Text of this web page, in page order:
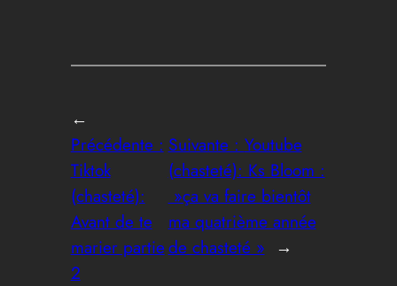
←
Précédente :
Tiktok
(chasteté):
Avant de te
marier partie
2
Suivante : Youtube
(chasteté): Ks Bloom :
»ça va faire bientôt
ma quatrième année
de chasteté » →